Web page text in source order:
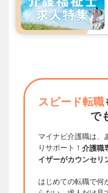
スピード転職
で
マイナビ介護職は、
りサポート！ 介護職
イザーがカウンセリ
はじめての転職で何